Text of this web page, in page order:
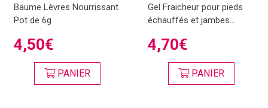
Baume Lèvres Nourrissant
Pot de 6g
4,50€
PANIER
Gel Fraicheur pour pieds
échauffés et jambes...
4,70€
PANIER